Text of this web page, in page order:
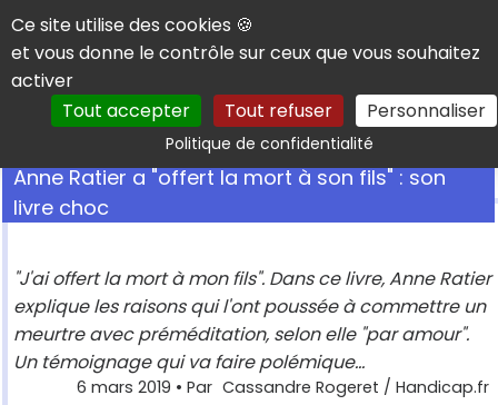
Panneau de gestion des cookies
Ce site utilise des cookies 🍪
et vous donne le contrôle sur ceux que vous souhaitez
activer
Tout accepter
Tout refuser Personnaliser
Politique de confidentialitéRechercher
Anne Ratier a "offert la mort à son fils" : son
livre choc
"J'ai offert la mort à mon fils". Dans ce livre, Anne Ratier
explique les raisons qui l'ont poussée à commettre un
meurtre avec préméditation, selon elle "par amour".
Un témoignage qui va faire polémique...
6 mars 2019 • Par Cassandre Rogeret / Handicap.fr